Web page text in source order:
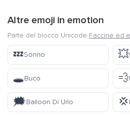
Altre emoji in emotion
Parte del blocco Unicode Faccine ed
💤Sonno 💥
🕳️Buco 💨
🗯️Balloon Di Urlo 💢